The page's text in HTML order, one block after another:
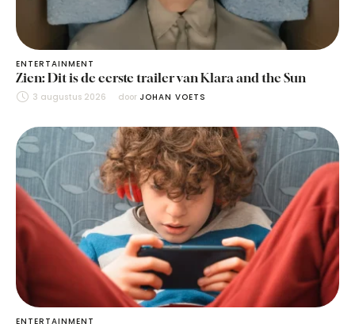
ENTERTAINMENT
Zien: Dit is de eerste trailer van Klara and the Sun
3 augustus 2026 door JOHAN VOETS
ENTERTAINMENT